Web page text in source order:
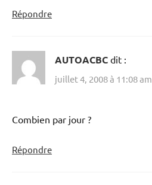
Répondre
AUTOACBC dit :
juillet 4, 2008 à 11:08 am
Combien par jour ?
Répondre